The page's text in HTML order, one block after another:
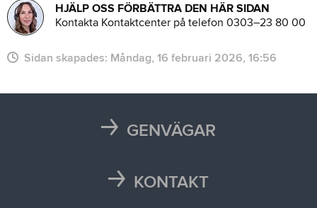
HJÄLP OSS FÖRBÄTTRA DEN HÄR SIDAN
Kontakta Kontaktcenter på telefon 0303–23 80 00
Sidan skapades: måndag, 16 februari 2026, 16:56
GENVÄGAR
Läsårstider
KONTAKT